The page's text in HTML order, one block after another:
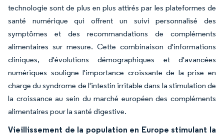
technologie sont de plus en plus attirés par les plateformes de
santé numérique qui offrent un suivi personnalisé des
symptômes et des recommandations de compléments
alimentaires sur mesure. Cette combinaison d'informations
cliniques, d'évolutions démographiques et d'avancées
numériques souligne l'importance croissante de la prise en
charge du syndrome de l'intestin irritable dans la stimulation de
la croissance au sein du marché européen des compléments
alimentaires pour la santé digestive.
Vieillissement de la population en Europe stimulant la